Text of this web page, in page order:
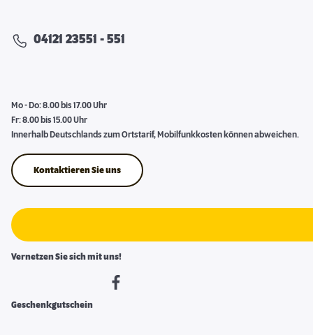
04121 23551 - 551
Mo - Do: 8.00 bis 17.00 Uhr
Fr: 8.00 bis 15.00 Uhr
Innerhalb Deutschlands zum Ortstarif, Mobilfunkkosten können abweichen.
Kontaktieren Sie uns
Vernetzen Sie sich mit uns!
Geschenkgutschein